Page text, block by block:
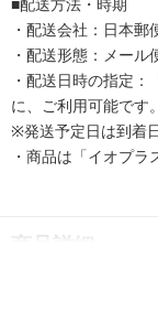
・配送会社：日本郵
・配送形態：メール
・配送日時の指定
に、ご利用可能です。
※発送予定日は到着
・商品は「イオプラ
商品詳細